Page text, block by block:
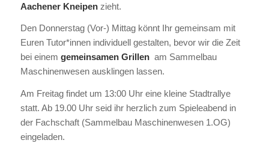
Aachener Kneipenzieht.
Den Donnerstag (Vor-) Mittag könnt Ihr gemeinsam mit
Euren Tutor*innen individuell gestalten, bevor wir die Zeit
bei einem gemeinsamen Grillenam Sammelbau
Maschinenwesen ausklingen lassen.
Am Freitag findet um 13:00 Uhr eine kleine Stadtrallye
statt. Ab 19.00 Uhr seid ihr herzlich zum Spieleabend in
der Fachschaft (Sammelbau Maschinenwesen 1.OG)
eingeladen.